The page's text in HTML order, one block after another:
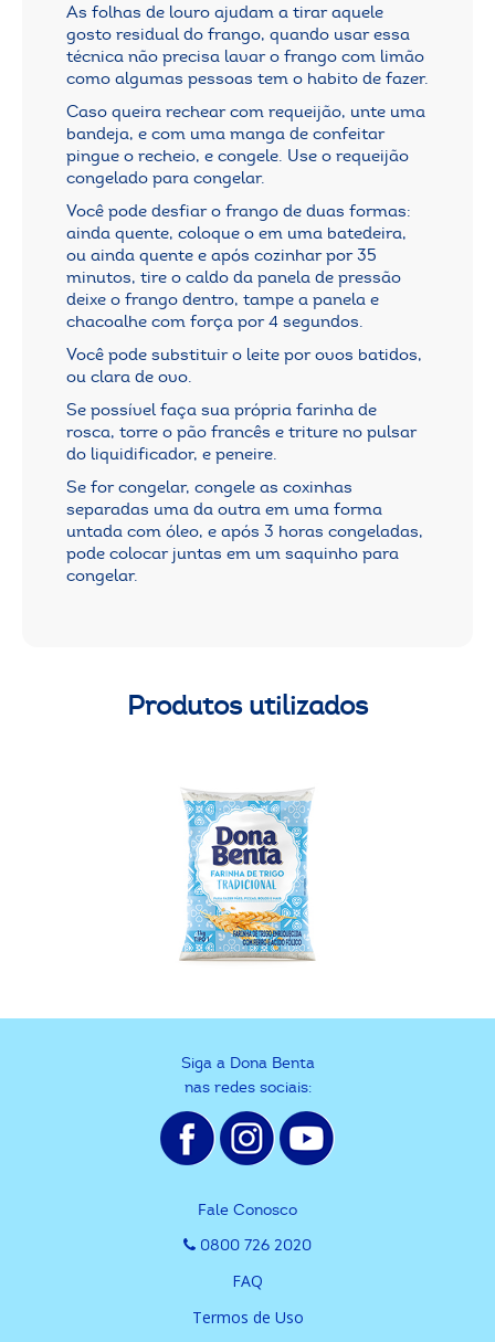
As folhas de louro ajudam a tirar aquele
gosto residual do frango, quando usar essa
técnica não precisa lavar o frango com limão
como algumas pessoas tem o habito de fazer.
Caso queira rechear com requeijão, unte uma
bandeja, e com uma manga de confeitar
pingue o recheio, e congele. Use o requeijão
congelado para congelar.
Você pode desfiar o frango de duas formas:
ainda quente, coloque o em uma batedeira,
ou ainda quente e após cozinhar por 35
minutos, tire o caldo da panela de pressão
deixe o frango dentro, tampe a panela e
chacoalhe com força por 4 segundos.
Você pode substituir o leite por ovos batidos,
ou clara de ovo.
Se possível faça sua própria farinha de
rosca, torre o pão francês e triture no pulsar
do liquidificador, e peneire.
Se for congelar, congele as coxinhas
separadas uma da outra em uma forma
untada com óleo, e após 3 horas congeladas,
pode colocar juntas em um saquinho para
congelar.
Produtos utilizados
Siga a Dona Benta
nas redes sociais:
Fale Conosco
0800 726 2020
FAQ
Termos de Uso